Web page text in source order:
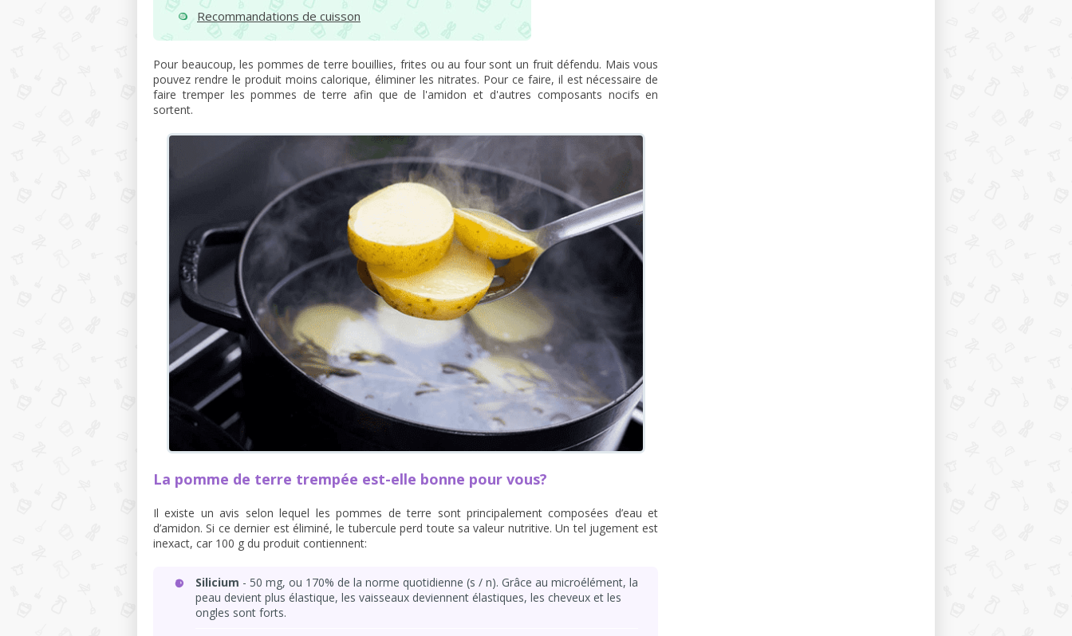
Recommandations de cuisson
Pour beaucoup, les pommes de terre bouillies, frites ou au four sont un fruit défendu. Mais vous
pouvez rendre le produit moins calorique, éliminer les nitrates. Pour ce faire, il est nécessaire de
faire tremper les pommes de terre afin que de l'amidon et d'autres composants nocifs en
sortent.
La pomme de terre trempée est-elle bonne pour vous?
Il existe un avis selon lequel les pommes de terre sont principalement composées d’eau et
d’amidon. Si ce dernier est éliminé, le tubercule perd toute sa valeur nutritive. Un tel jugement est
inexact, car 100 g du produit contiennent:
Silicium - 50 mg, ou 170% de la norme quotidienne (s / n). Grâce au microélément, la
peau devient plus élastique, les vaisseaux deviennent élastiques, les cheveux et les
ongles sont forts.